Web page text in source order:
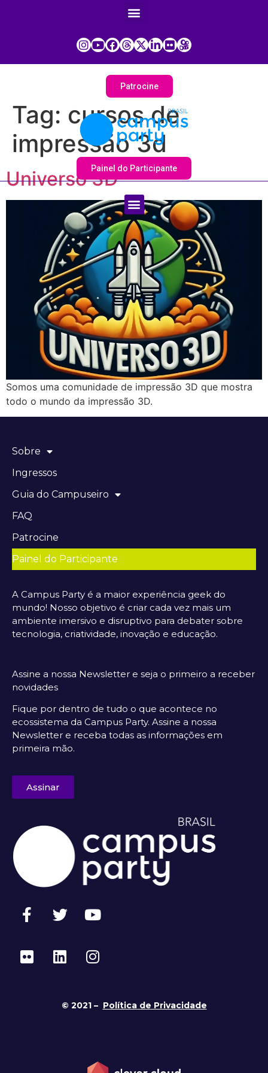
Patrocine
Painel do Participante
Tag: cursos de
impressão 3d
Universo 3D
Somos uma comunidade de impressão 3D que mostra
todo o mundo da impressão 3D.
Sobre
Ingressos
Guia do Campuseiro
FAQ
Patrocine
Painel do Participante
A Campus Party é a maior experiência geek do
mundo! Nosso objetivo é criar cada vez mais um
ambiente imersivo e disruptivo para debater sobre
tecnologia, criatividade, inovação e educação.
Assine a nossa Newsletter e seja o primeiro a receber
novidades
Fique por dentro de tudo o que acontece no
ecossistema da Campus Party. Assine a nossa
Newsletter e receba todas as informações em
primeira mão.
Assinar
© 2021 – Política de Privacidade